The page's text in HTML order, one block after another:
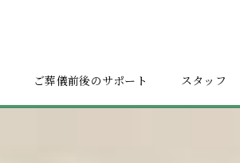
ご葬儀前後のサポート スタッフ